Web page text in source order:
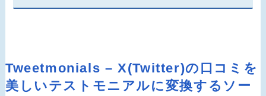
Tweetmonials – X(Twitter)の口コミを
美しいテストモニアルに変換するソー